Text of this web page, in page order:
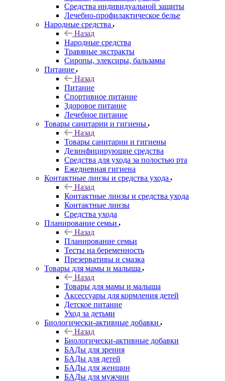
Средства индивидуальной защиты
Лечебно-профилактическое белье
Народные средства
Назад
Народные средства
Травяные экстракты
Сиропы, элексиры, бальзамы
Питание
Назад
Питание
Спортивное питание
Здоровое питание
Лечебное питание
Товары санитарии и гигиены
Назад
Товары санитарии и гигиены
Дезинфицирующие средства
Средства для ухода за полостью рта
Ежедневная гигиена
Контактные линзы и средства ухода
Назад
Контактные линзы и средства ухода
Контактные линзы
Средства ухода
Планирование семьи
Назад
Планирование семьи
Тесты на беременность
Презервативы и смазка
Товары для мамы и малыша
Назад
Товары для мамы и малыша
Аксессуары для кормления детей
Детское питание
Уход за детьми
Биологически-активные добавки
Назад
Биологически-активные добавки
БАДы для зрения
БАДы для детей
БАДы для женщин
БАДы для мужчин